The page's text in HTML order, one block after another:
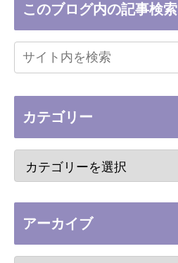
このブログ内の記事検索
カテゴリー
アーカイブ